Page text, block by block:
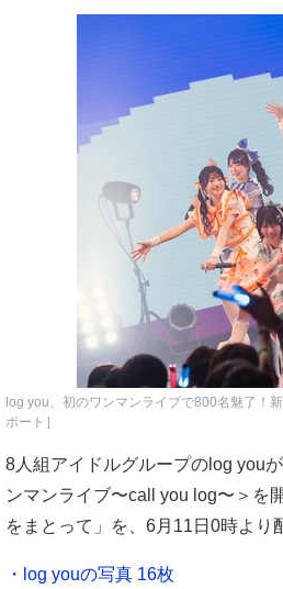
log you、初のワンマンライブで800名魅了！
ポート］
8人組アイドルグループのlog you
ンマンライブ〜call you log〜＞を
をまとって」を、6月11日0時より
・log youの写真 16枚